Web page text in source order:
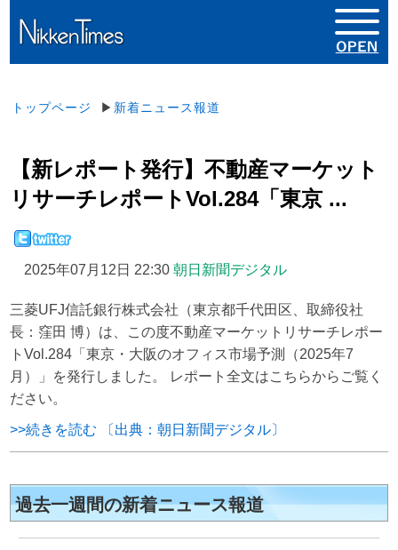
トップページ ▶ 新着ニュース報道
【新レポート発行】不動産マーケット
リサーチレポートVol.284「東京 ...
2025年07月12日 22:30 朝日新聞デジタル
三菱UFJ信託銀行株式会社（東京都千代田区、取締役社
長：窪田 博）は、この度不動産マーケットリサーチレポー
トVol.284「東京・大阪のオフィス市場予測（2025年7
月）」を発行しました。 レポート全文はこちらからご覧く
ださい。
>>続きを読む 〔出典：朝日新聞デジタル〕
過去一週間の新着ニュース報道